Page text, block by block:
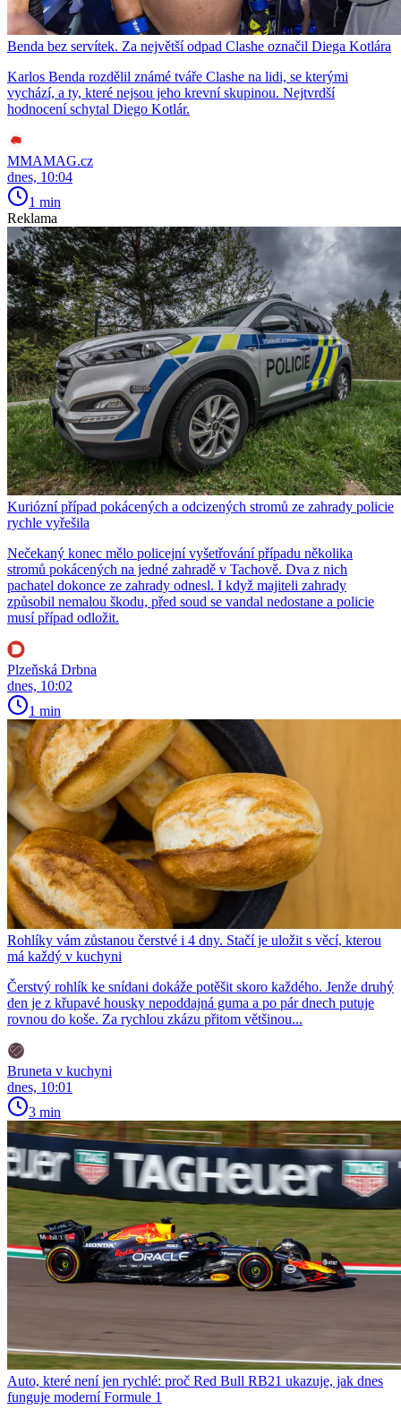
Benda bez servítek. Za největší odpad Clashe označil Diega Kotlára
Karlos Benda rozdělil známé tváře Clashe na lidi, se kterými
vychází, a ty, které nejsou jeho krevní skupinou. Nejtvrdší
hodnocení schytal Diego Kotlár.
MMAMAG.cz
dnes, 10:04
1 min
Reklama
Kuriózní případ pokácených a odcizených stromů ze zahrady policie
rychle vyřešila
Nečekaný konec mělo policejní vyšetřování případu několika
stromů pokácených na jedné zahradě v Tachově. Dva z nich
pachatel dokonce ze zahrady odnesl. I když majiteli zahrady
způsobil nemalou škodu, před soud se vandal nedostane a policie
musí případ odložit.
Plzeňská Drbna
dnes, 10:02
1 min
Rohlíky vám zůstanou čerstvé i 4 dny. Stačí je uložit s věcí, kterou
má každý v kuchyni
Čerstvý rohlík ke snídani dokáže potěšit skoro každého. Jenže druhý
den je z křupavé housky nepoddajná guma a po pár dnech putuje
rovnou do koše. Za rychlou zkázu přitom většinou...
Bruneta v kuchyni
dnes, 10:01
3 min
Auto, které není jen rychlé: proč Red Bull RB21 ukazuje, jak dnes
funguje moderní Formule 1